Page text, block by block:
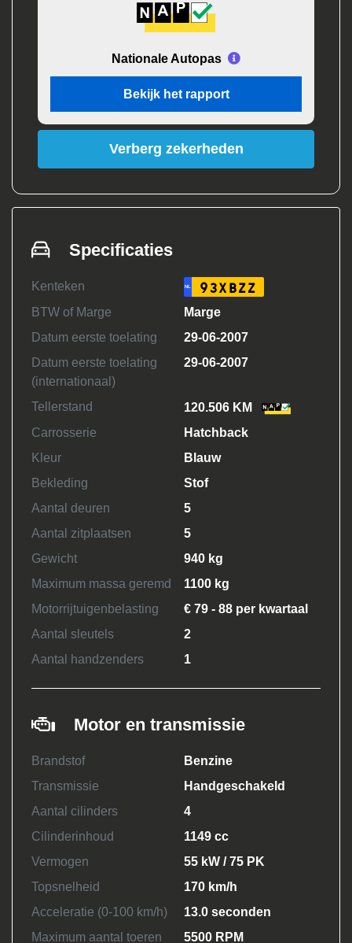
Nationale Autopas
Bekijk het rapport
Verberg zekerheden
Specificaties
Kenteken NL 93XBZZ
BTW of Marge
Marge
Datum eerste toelating
29-06-2007
Datum eerste toelating
(internationaal)
29-06-2007
Tellerstand
120.506 KM
Carrosserie
Hatchback
Kleur
Blauw
Bekleding
Stof
Aantal deuren
5
Aantal zitplaatsen
5
Gewicht
940 kg
Maximum massa geremd
1100 kg
Motorrijtuigenbelasting
€ 79 - 88 per kwartaal
Aantal sleutels
2
Aantal handzenders
1
Motor en transmissie
Brandstof
Benzine
Transmissie
Handgeschakeld
Aantal cilinders
4
Cilinderinhoud
1149 cc
Vermogen
55 kW / 75 PK
Topsnelheid
170 km/h
Acceleratie (0-100 km/h)
13.0 seconden
Maximum aantal toeren
5500 RPM